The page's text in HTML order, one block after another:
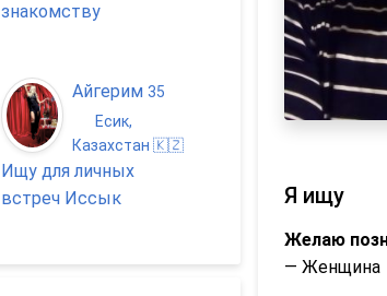
Я ищу
Желаю
— Женщина
знакомству
Айгерим 35
Есик,
Казахстан 🇰🇿
Ищу для личных
встреч Иссык